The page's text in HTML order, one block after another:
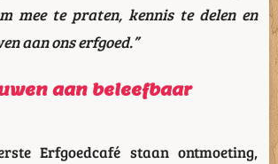
mee te praten, kennis te delen en
aan ons erfgoed.”
aan beleefbaar
Erfgoedcafé staan ontmoeting,